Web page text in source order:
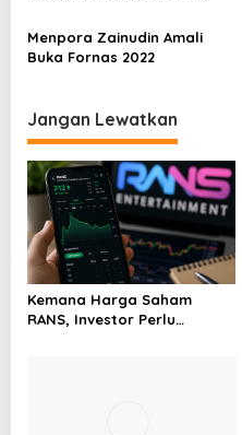
Jokowi dan Wapres Ma’ruf
Amin
Menpora Zainudin Amali
Buka Fornas 2022
Jangan Lewatkan
Kemana Harga Saham
RANS, Investor Perlu